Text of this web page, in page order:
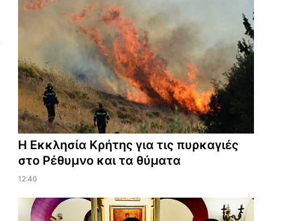
Η Εκκλησία Κρήτης για τις πυρκαγιές
στο Ρέθυμνο και τα θύματα
12:40